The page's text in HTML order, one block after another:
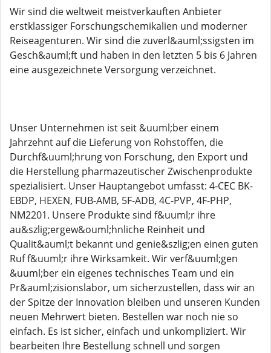
Wir sind die weltweit meistverkauften Anbieter
erstklassiger Forschungschemikalien und moderner
Reiseagenturen. Wir sind die zuverl&auml;ssigsten im
Gesch&auml;ft und haben in den letzten 5 bis 6 Jahren
eine ausgezeichnete Versorgung verzeichnet.
Unser Unternehmen ist seit &uuml;ber einem
Jahrzehnt auf die Lieferung von Rohstoffen, die
Durchf&uuml;hrung von Forschung, den Export und
die Herstellung pharmazeutischer Zwischenprodukte
spezialisiert. Unser Hauptangebot umfasst: 4-CEC BK-
EBDP, HEXEN, FUB-AMB, 5F-ADB, 4C-PVP, 4F-PHP,
NM2201. Unsere Produkte sind f&uuml;r ihre
au&szlig;ergew&ouml;hnliche Reinheit und
Qualit&auml;t bekannt und genie&szlig;en einen guten
Ruf f&uuml;r ihre Wirksamkeit. Wir verf&uuml;gen
&uuml;ber ein eigenes technisches Team und ein
Pr&auml;zisionslabor, um sicherzustellen, dass wir an
der Spitze der Innovation bleiben und unseren Kunden
neuen Mehrwert bieten. Bestellen war noch nie so
einfach. Es ist sicher, einfach und unkompliziert. Wir
bearbeiten Ihre Bestellung schnell und sorgen